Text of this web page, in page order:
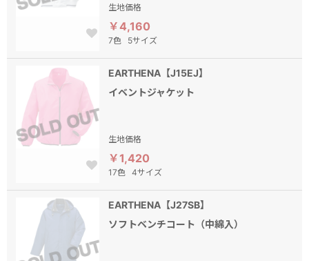
生地価格
￥4,160
7色 5サイズ
EARTHENA【J15EJ】
イベントジャケット
生地価格
￥1,420
17色 4サイズ
EARTHENA【J27SB】
ソフトベンチコート（中綿入）